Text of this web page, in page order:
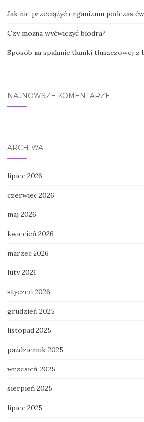
Jak nie przeciążyć organizmu podczas
Czy można wyćwiczyć biodra?
Sposób na spalanie tkanki tłuszczowej z
NAJNOWSZE KOMENTARZE
ARCHIWA
lipiec 2026
czerwiec 2026
maj 2026
kwiecień 2026
marzec 2026
luty 2026
styczeń 2026
grudzień 2025
listopad 2025
październik 2025
wrzesień 2025
sierpień 2025
lipiec 2025